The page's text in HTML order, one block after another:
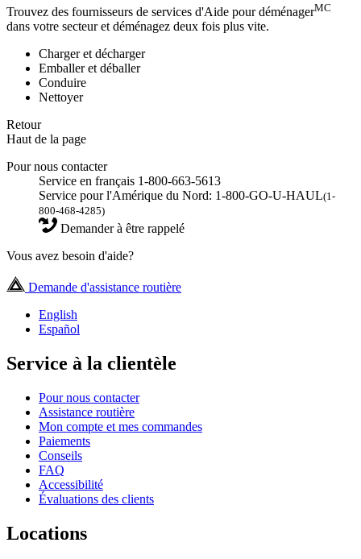
Trouvez des fournisseurs de services d'Aide pour déménagerMC
dans votre secteur et déménagez deux fois plus vite.
Charger et décharger
Emballer et déballer
Conduire
Nettoyer
Retour
Haut de la page
Pour nous contacter
Service en français 1-800-663-5613
Service pour l'Amérique du Nord: 1-800-GO-U-HAUL(1-
800-468-4285)
Demander à être rappelé
Vous avez besoin d'aide?
Demande d'assistance routière
English
Español
Service à la clientèle
Pour nous contacter
Assistance routière
Mon compte et mes commandes
Paiements
Conseils
FAQ
Accessibilité
Évaluations des clients
Locations